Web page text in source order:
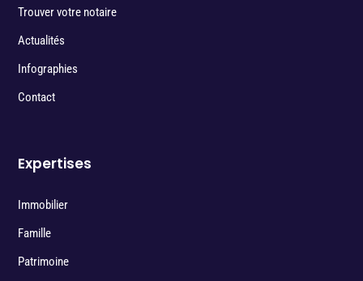
Trouver votre notaire
Actualités
Infographies
Contact
Expertises
Immobilier
Famille
Patrimoine